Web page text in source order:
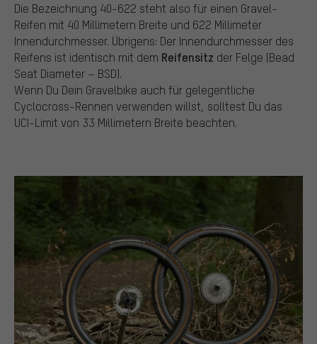
Die Bezeichnung 40-622 steht also für einen Gravel-
Reifen mit 40 Millimetern Breite und 622 Millimeter
Innendurchmesser. Übrigens: Der Innendurchmesser des
Reifens ist identisch mit dem Reifensitz der Felge (Bead
Seat Diameter – BSD).
Wenn Du Dein Gravelbike auch für gelegentliche
Cyclocross-Rennen verwenden willst, solltest Du das
UCI-Limit von 33 Millimetern Breite beachten.